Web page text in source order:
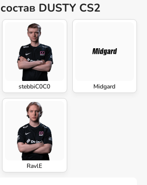
DUSTY CS2
stebbiC0C0 Midgard
RavlE